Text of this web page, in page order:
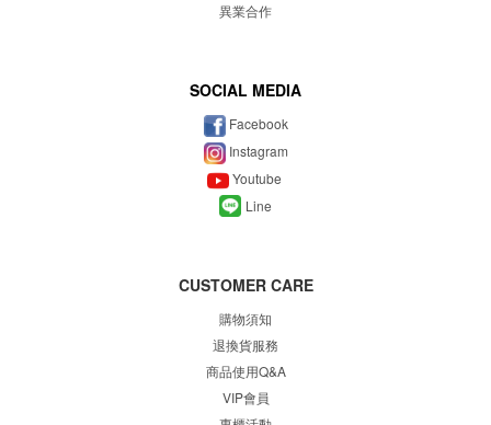
異業合作
SOCIAL MEDIA
Facebook
Instagram
Youtube
Line
CUSTOMER CARE
購物須知
退換貨服務
商品使用Q&A
VIP會員